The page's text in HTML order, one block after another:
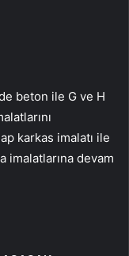
beton ile G ve H
karkas imalatı ile
imalatlarına devam